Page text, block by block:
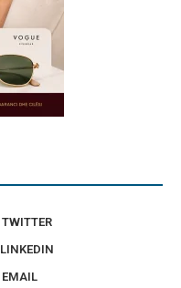
TWITTER
LINKEDIN
EMAIL